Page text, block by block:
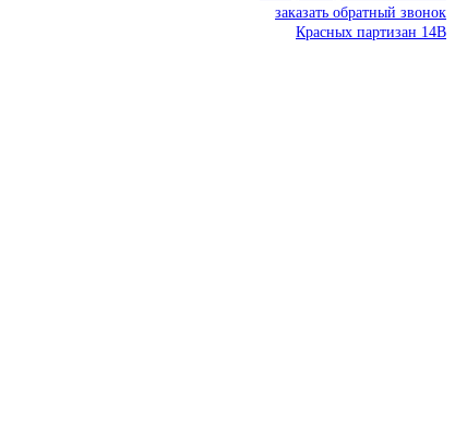
заказать обратный звонок
Красных партизан 14В